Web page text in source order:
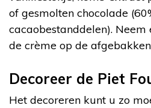
of gesmolten chocolade
cacaobestanddelen).
de crème op de
Decoreer de Piet
Het decoreren kunt u zo